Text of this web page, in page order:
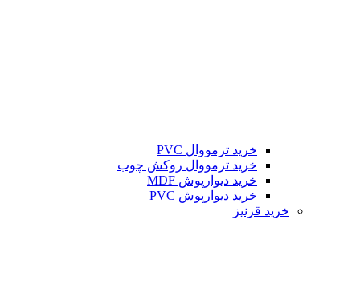
خرید ترمووال PVC
خرید ترمووال روکش چوب
خرید دیوارپوش MDF
خرید دیوارپوش PVC
خرید قرنیز